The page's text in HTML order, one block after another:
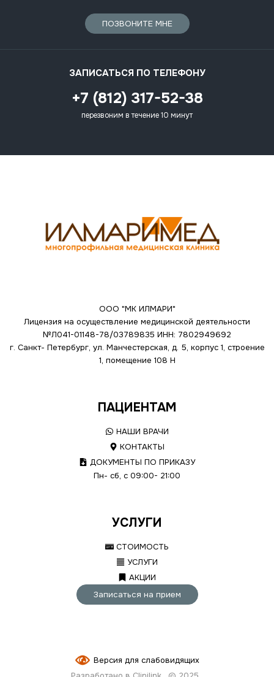
ПОЗВОНИТЕ МНЕ
ЗАПИСАТЬСЯ ПО ТЕЛЕФОНУ
+7 (812) 317-52-38
перезвоним в течение 10 минут
ООО "МК ИЛМАРИ"
Лицензия на осуществление медицинской деятельности
№Л041-01148-78/03789835 ИНН: 7802949692
г. Санкт- Петербург, ул. Манчестерская, д. 5, корпус 1, строение
1, помещение 108 Н
ПАЦИЕНТАМ
НАШИ ВРАЧИ
КОНТАКТЫ
ДОКУМЕНТЫ ПО ПРИКАЗУ
Пн- сб, с 09:00- 21:00
УСЛУГИ
СТОИМОСТЬ
УСЛУГИ
АКЦИИ
Записаться на прием
Версия для слабовидящих